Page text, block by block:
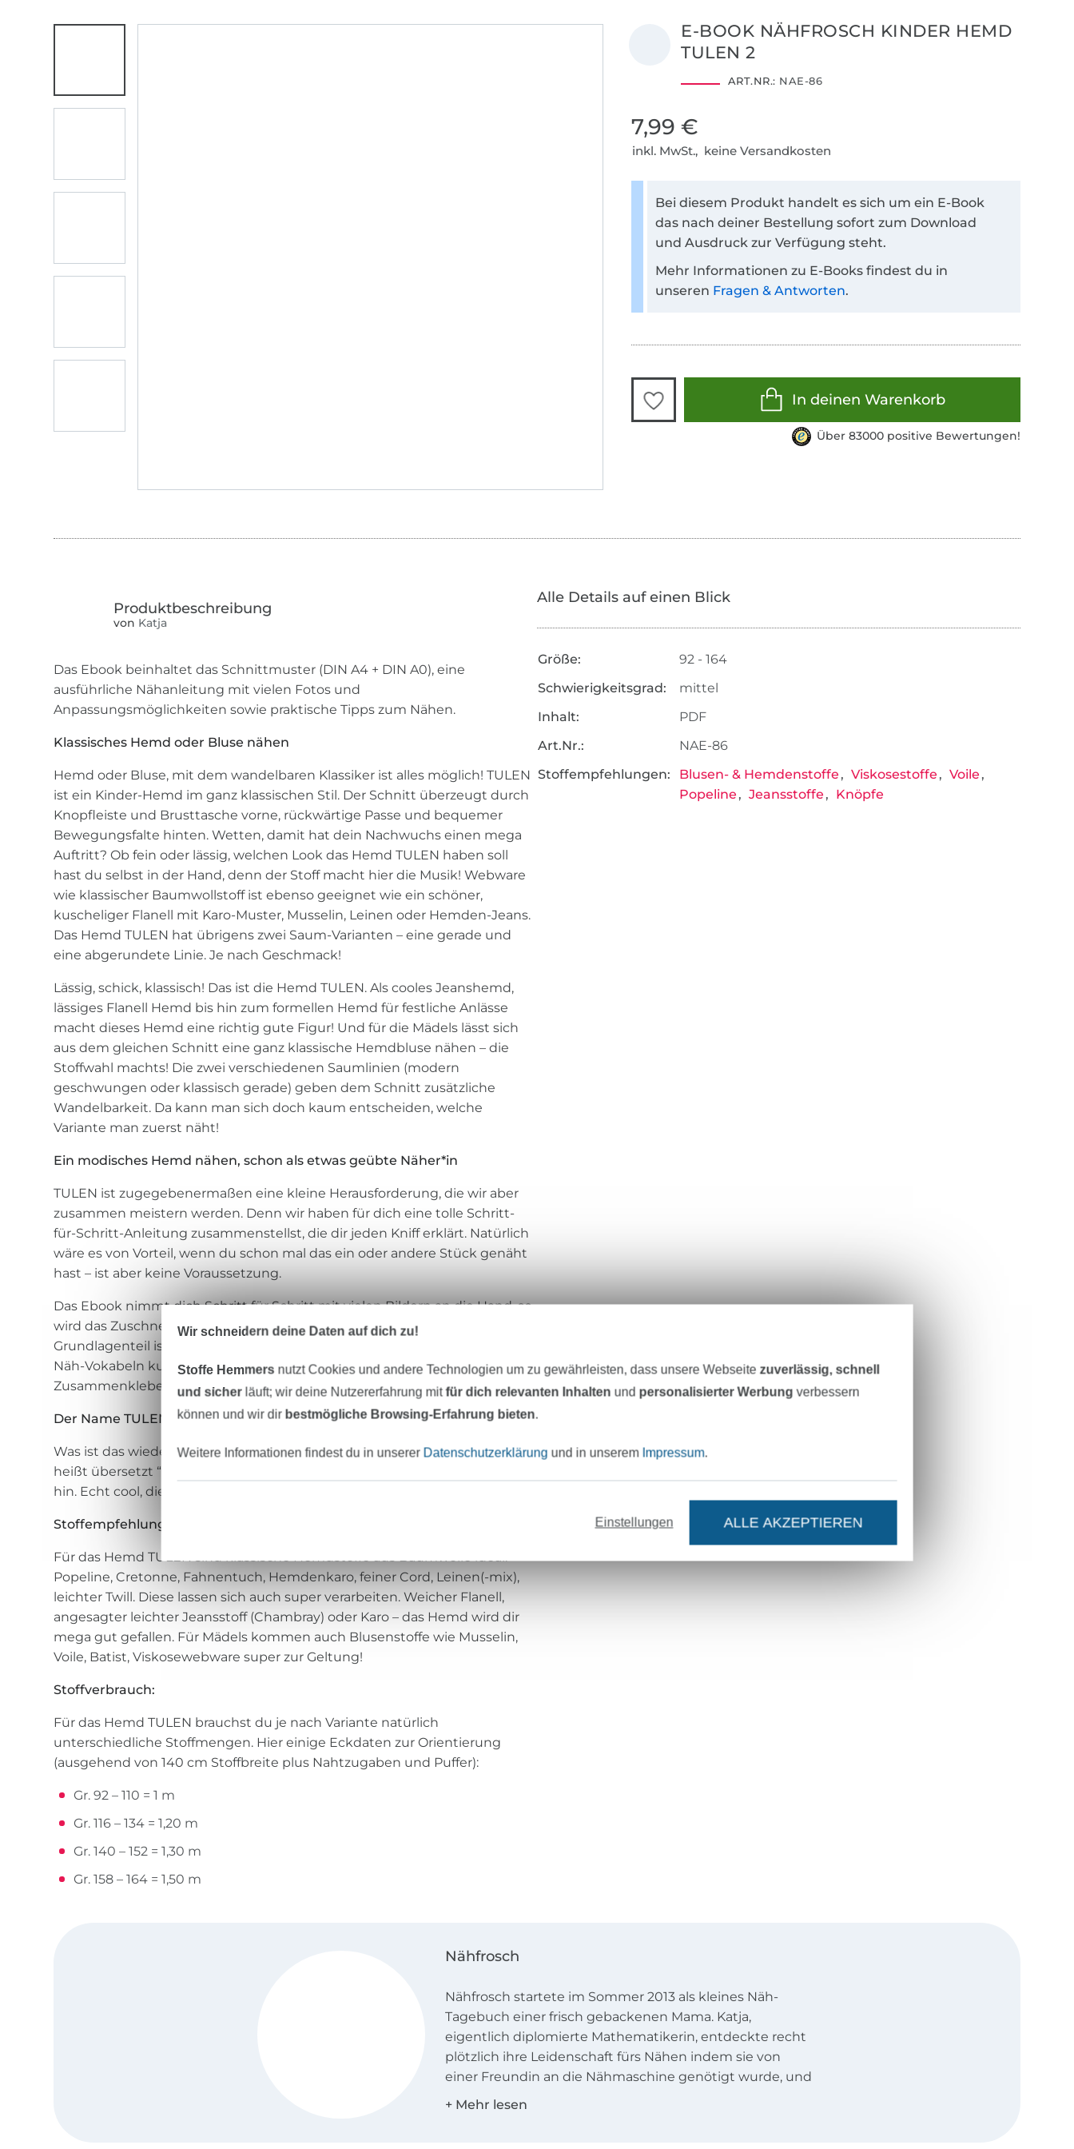
E-BOOK NÄHFROSCH KINDER HEMD
TULEN 2
ART.NR.: NAE-86
7,99 €
inkl. MwSt., keine Versandkosten
Bei diesem Produkt handelt es sich um ein E-Book
das nach deiner Bestellung sofort zum Download
und Ausdruck zur Verfügung steht.
Mehr Informationen zu E-Books findest du in
unseren Fragen & Antworten.
In deinen Warenkorb
Über 83000 positive Bewertungen!
von Katja
Das Ebook beinhaltet das Schnittmuster (DIN A4 + DIN A0), eine
ausführliche Nähanleitung mit vielen Fotos und
Anpassungsmöglichkeiten sowie praktische Tipps zum Nähen.
Klassisches Hemd oder Bluse nähen
Hemd oder Bluse, mit dem wandelbaren Klassiker ist alles möglich! TULEN
ist ein Kinder-Hemd im ganz klassischen Stil. Der Schnitt überzeugt durch
Knopfleiste und Brusttasche vorne, rückwärtige Passe und bequemer
Bewegungsfalte hinten. Wetten, damit hat dein Nachwuchs einen mega
Auftritt? Ob fein oder lässig, welchen Look das Hemd TULEN haben soll
hast du selbst in der Hand, denn der Stoff macht hier die Musik! Webware
wie klassischer Baumwollstoff ist ebenso geeignet wie ein schöner,
kuscheliger Flanell mit Karo-Muster, Musselin, Leinen oder Hemden-Jeans.
Das Hemd TULEN hat übrigens zwei Saum-Varianten – eine gerade und
eine abgerundete Linie. Je nach Geschmack!
Lässig, schick, klassisch! Das ist die Hemd TULEN. Als cooles Jeanshemd,
lässiges Flanell Hemd bis hin zum formellen Hemd für festliche Anlässe
macht dieses Hemd eine richtig gute Figur! Und für die Mädels lässt sich
aus dem gleichen Schnitt eine ganz klassische Hemdbluse nähen – die
Stoffwahl machts! Die zwei verschiedenen Saumlinien (modern
geschwungen oder klassisch gerade) geben dem Schnitt zusätzliche
Wandelbarkeit. Da kann man sich doch kaum entscheiden, welche
Variante man zuerst näht!
Ein modisches Hemd nähen, schon als etwas geübte Näher*in
TULEN ist zugegebenermaßen eine kleine Herausforderung, die wir aber
zusammen meistern werden. Denn wir haben für dich eine tolle Schritt-
für-Schritt-Anleitung zusammenstellst, die dir jeden Kniff erklärt. Natürlich
wäre es von Vorteil, wenn du schon mal das ein oder andere Stück genäht
hast – ist aber keine Voraussetzung.
Das Ebook nimmt dich Schritt für Schritt mit vielen Bildern an die Hand, so
wird das Zuschneiden und Nähen zum Kinderspiel. Auch ein kleiner
Grundlagenteil ist im Ebook enthalten, in dem die gängigen Begriffe und
Näh-Vokabeln kurz erklärt werden. Auch das Drucken und
Zusammenkleben des Schnittmusters ist genau erklärt!
Der Name TULEN
Was ist das wieder für ein komischer Name? TULEN ist indonesisch und
heißt übersetzt “echt”. Warum der Name so gut passt? Na, dann schau mal
hin. Echt cool, dieser Hemdschnitt, oder?
Stoffempfehlung:
Für das Hemd TULEN sind klassische Hemdstoffe aus Baumwolle ideal.
Popeline, Cretonne, Fahnentuch, Hemdenkaro, feiner Cord, Leinen(-mix),
leichter Twill. Diese lassen sich auch super verarbeiten. Weicher Flanell,
angesagter leichter Jeansstoff (Chambray) oder Karo – das Hemd wird dir
mega gut gefallen. Für Mädels kommen auch Blusenstoffe wie Musselin,
Voile, Batist, Viskosewebware super zur Geltung!
Stoffverbrauch:
Für das Hemd TULEN brauchst du je nach Variante natürlich
unterschiedliche Stoffmengen. Hier einige Eckdaten zur Orientierung
(ausgehend von 140 cm Stoffbreite plus Nahtzugaben und Puffer):
Gr. 92 – 110 = 1 m
Gr. 116 – 134 = 1,20 m
Gr. 140 – 152 = 1,30 m
Gr. 158 – 164 = 1,50 m
Alle Details auf einen Blick
Größe:
92 - 164
Schwierigkeitsgrad:
mittel
Inhalt:
PDF
Art.Nr.:
NAE-86
Stoffempfehlungen:
Blusen- & Hemdenstoffe Viskosestoffe
Voile
Popeline
Jeansstoffe Knöpfe
Nähfrosch
Nähfrosch startete im Sommer 2013 als kleines Näh-
Tagebuch einer frisch gebackenen Mama. Katja,
eigentlich diplomierte Mathematikerin, entdeckte recht
plötzlich ihre Leidenschaft fürs Nähen indem sie von
einer Freundin an die Nähmaschine genötigt wurde, und
einen kompletten Tag damit verbrachte, eine Babymütze
Wir schneidern deine Daten auf dich zu!
Stoffe Hemmers nutzt Cookies und andere Technologien um zu gewährleisten, dass unsere Webseitezuverlässig, schnell
und sicherläuft; wir deine Nutzererfahrung mitfür dich relevanten Inhalten und personalisierter Werbung verbessern
können und wir dir bestmögliche Browsing-Erfahrung bieten.
Weitere Informationen findest du in unserer Datenschutzerklärung und in unserem Impressum.
Einstellungen ALLE AKZEPTIEREN